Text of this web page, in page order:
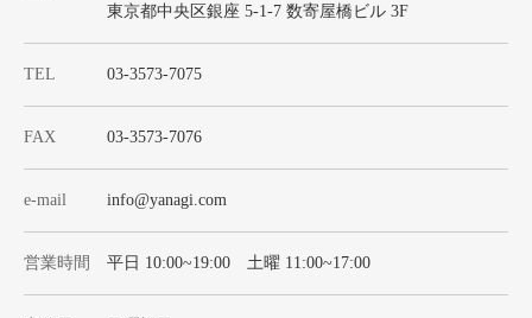
東京都中央区銀座 5-1-7 数寄屋橋ビル 3F
TEL 03-3573-7075
FAX 03-3573-7076
e-mail info@yanagi.com
営業時間 平日 10:00~19:00 土曜 11:00~17:00